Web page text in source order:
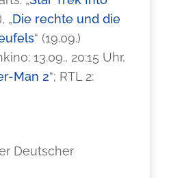
„Die rechte und die
“ (19.09.)
13.09., 20:15 Uhr,
Man 2“; RTL 2:
Deutscher